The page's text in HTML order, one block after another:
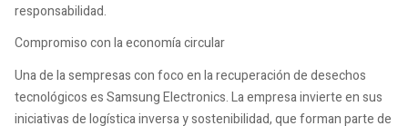
responsabilidad.
Compromiso con la economía circular
Una de la sempresas con foco en la recuperación de desechos
tecnológicos es Samsung Electronics. La empresa invierte en sus
iniciativas de logística inversa y sostenibilidad, que forman parte de